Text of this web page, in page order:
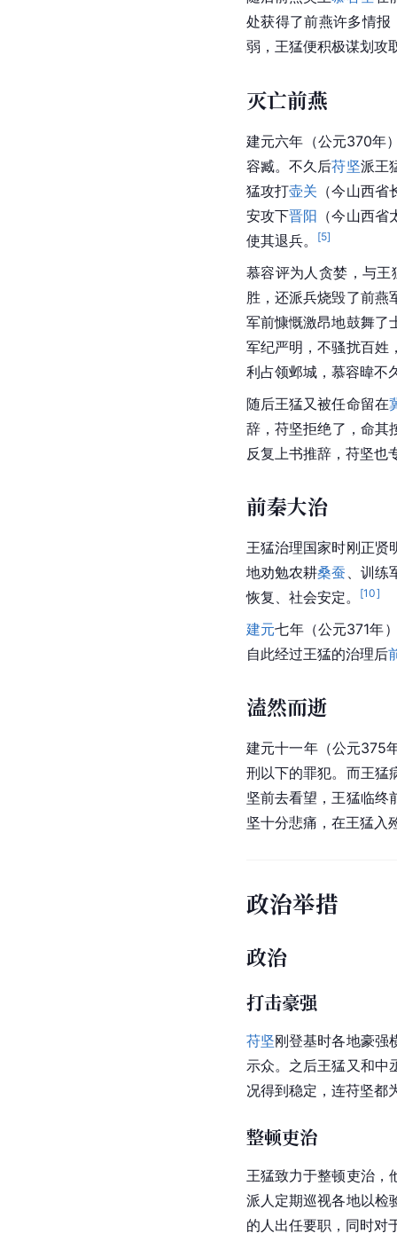
处获得了前燕许多情报
弱，王猛便积极谋划攻
灭亡前燕
建元六年（公元370年
容臧。不久后苻坚派王
猛攻打壶关 （今山西省
安攻下晋阳 （今山西省
使其退兵。
[5]
慕容评为人贪婪，与
胜，还派兵烧毁了前燕
军前慷慨激昂地鼓舞了
军纪严明，不骚扰百姓
利占领邺城，慕容暐不
随后王猛又被任命留在
辞，苻坚拒绝了，命其
反复上书推辞，苻坚也
前秦大治
王猛治理国家时刚正贤
地劝勉农耕桑蚕 、训
恢复、社会安定。
[10]
建元七年（公元371年
自此经过王猛的治理后
溘然而逝
建元十一年（公元375
刑以下的罪犯。而王猛
坚前去看望，王猛临终
坚十分悲痛，在王猛入
政治举措
政治
打击豪强
苻坚刚登基时各地豪强
示众。之后王猛又和中
况得到稳定，连苻坚都
整顿吏治
王猛致力于整顿吏治，
派人定期巡视各地以检
的人出任要职，同时对